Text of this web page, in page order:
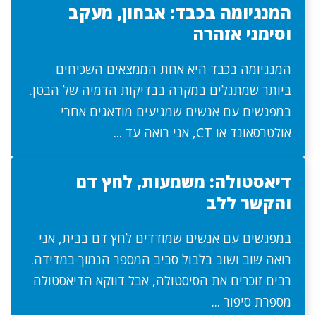
המנגיומה בכבד: אבחון, מעקב
וסימני אזהרה
המנגיומה בכבד היא אחת הממצאים השכיחים
ביותר שמתגלים במקרה בבדיקות הדמיה של הבטן.
במפגשים עם אנשים שמגיעים מודאגים אחרי
אולטרסאונד או CT, אני רואה עד ...
דיאסטולה: משמעות, לחץ דם
והקשר ללב
במפגשים עם אנשים שמודדים לחץ דם בבית, אני
רואה שוב ושוב בלבול סביב המספר הנמוך במדידה.
רבים זוכרים את הסיסטולה, אבל דווקא הדיאסטולה
מספרת סיפור ...